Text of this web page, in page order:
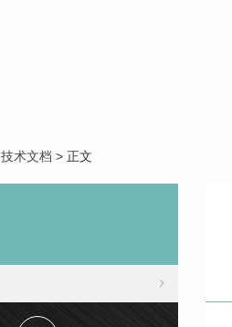
技术文档 > 正文